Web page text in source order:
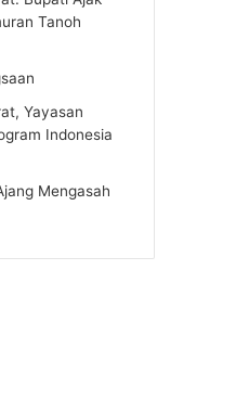
Tanoh
Yayasan
Indonesia
Mengasah